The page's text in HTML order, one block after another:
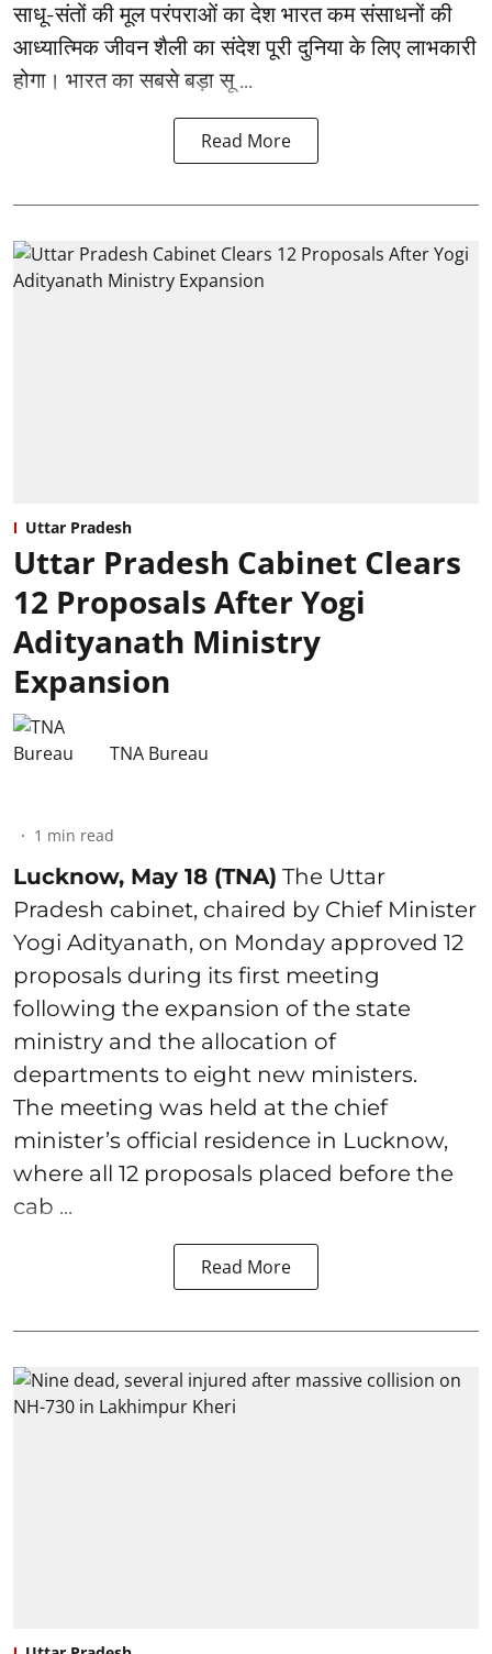
साधू-संतों की मूल परंपराओं का देश भारत कम संसाधनों की
आध्यात्मिक जीवन शैली का संदेश पूरी दुनिया के लिए लाभकारी
होगा। भारत का सबसे बड़ा सू ...
Read More
Uttar Pradesh
Uttar Pradesh Cabinet Clears
12 Proposals After Yogi
Adityanath Ministry
Expansion
TNA Bureau
1 min read
Lucknow, May 18 (TNA) The Uttar
Pradesh cabinet, chaired by Chief Minister
Yogi Adityanath, on Monday approved 12
proposals during its first meeting
following the expansion of the state
ministry and the allocation of
departments to eight new ministers.
The meeting was held at the chief
minister’s official residence in Lucknow,
where all 12 proposals placed before the
cab ...
Read More